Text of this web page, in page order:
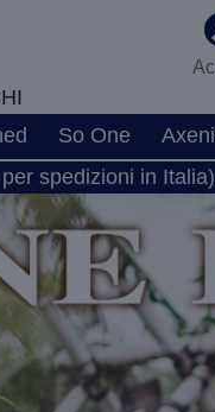
So One
spedizioni in